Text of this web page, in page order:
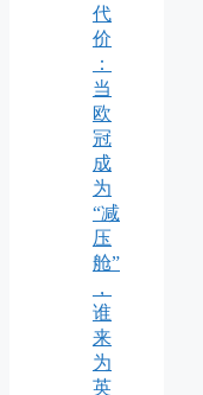
代
价
：
当
欧
冠
成
为
“减
压
舱”
，
谁
来
为
英